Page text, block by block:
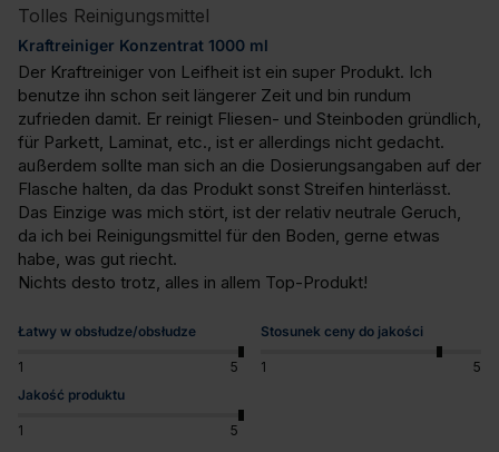
Tolles Reinigungsmittel
Kraftreiniger Konzentrat 1000 ml
Der Kraftreiniger von Leifheit ist ein super Produkt. Ich
benutze ihn schon seit längerer Zeit und bin rundum
zufrieden damit. Er reinigt Fliesen- und Steinboden gründlich,
für Parkett, Laminat, etc., ist er allerdings nicht gedacht.
außerdem sollte man sich an die Dosierungsangaben auf der
Flasche halten, da das Produkt sonst Streifen hinterlässt.
Das Einzige was mich stört, ist der relativ neutrale Geruch,
da ich bei Reinigungsmittel für den Boden, gerne etwas
habe, was gut riecht.
Nichts desto trotz, alles in allem Top-Produkt!
Łatwy w obsłudze/obsłudze
1 5
Stosunek ceny do jakości
1
5
Jakość produktu
1 5